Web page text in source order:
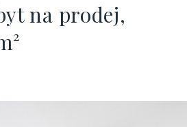
na prodej,